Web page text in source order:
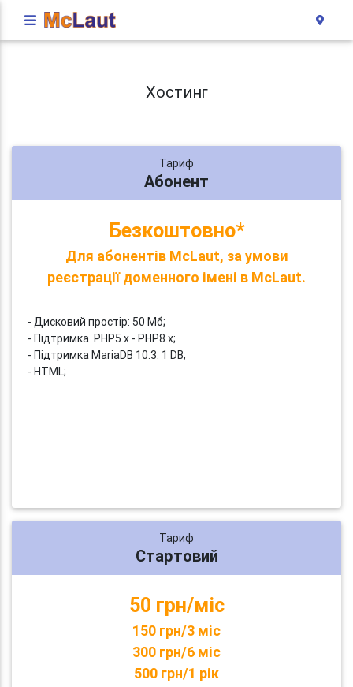
Хостинг
Тариф
Абонент
Безкоштовно*
Для абонентів McLaut, за умови
реєстрації доменного імені в McLaut.
- Дисковий простір: 50 Мб;
- Підтримка PHP5.x - PHP8.x;
- Підтримка MariaDB 10.3: 1 DB;
- HTML;
Тариф
Стартовий
50 грн/міс
150 грн/3 міс
300 грн/6 міс
500 грн/1 рік